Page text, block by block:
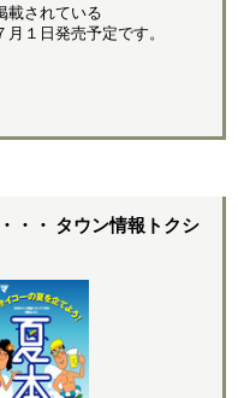
載されている
１日発売予定です。
・・ タウン情報トクシ